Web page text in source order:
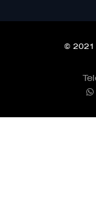
© 2021